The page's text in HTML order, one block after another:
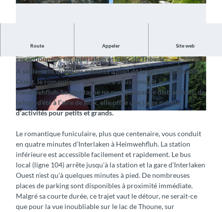
© Heimwehfluhbahn , Interlaken Tourismus | CC-BY-SA
© Heimwehfluhbahn , Interlaken Tourismus |
CC-BY-SA
© Heimwehfluhbahn , Interlaken Tourismus |
CC-BY-SA
Route Appeler Site web
Des activités pour petits et grands avec une vue
exceptionnelle sur Interlaken et le lac de Thoune
A seulement quelques minutes à pied de la gare d’Interlaken
Ouest, le romantique funiculaire vous conduit à
Heimwehfluh. La montagne ne manque pas de distractions: de
la luge d’été à l’aire de jeux, elle offre une large palette
d’activités pour petits et grands.
Le romantique funiculaire, plus que centenaire, vous conduit
en quatre minutes d’Interlaken à Heimwehfluh. La station
inférieure est accessible facilement et rapidement. Le bus
local (ligne 104) arrête jusqu'à la station et la gare d’Interlaken
Ouest n’est qu’à quelques minutes à pied. De nombreuses
places de parking sont disponibles à proximité immédiate.
Malgré sa courte durée, ce trajet vaut le détour, ne serait-ce
que pour la vue inoubliable sur le lac de Thoune, sur